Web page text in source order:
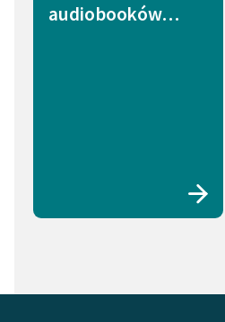
audiobooków…